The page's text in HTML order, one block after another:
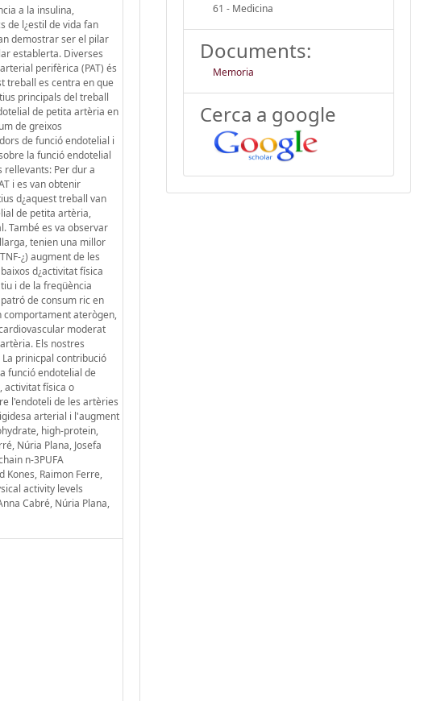
a la insulina,
de l¿estil de vida fan
demostrar ser el pilar
establerta. Diverses
perifèrica (PAT) és
treball es centra en que
principals del treball
de petita artèria en
de greixos
de funció endotelial i
la funció endotelial
Per dur a
i es van obtenir
d¿aquest treball van
de petita artèria,
També es va observar
tenien una millor
¿) augment de les
d¿activitat física
i de la freqüència
de consum ric en
comportament aterògen,
moderat
Els nostres
prinicpal contribució
funció endotelial de
activitat física o
l'endoteli de les artèries
arterial i l'augment
high-protein,
Núria Plana, Josefa
n-3PUFA
Raimon Ferre,
activity levels
Cabré, Núria Plana,
61 - Medicina
Documents:
Memoria
Cerca a google